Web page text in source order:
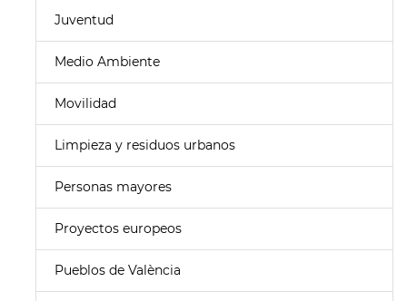
Juventud
Medio Ambiente
Movilidad
Limpieza y residuos urbanos
Personas mayores
Proyectos europeos
Pueblos de València